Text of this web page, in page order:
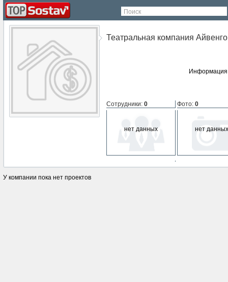
Поиск
Театральная компания Айвенго
Информация
Сотрудники: 0
нет данных
Фото: 0
нет данных
У компании пока нет проектов